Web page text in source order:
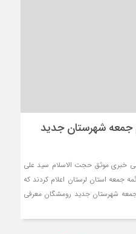
جمعه شهرستان جدید
خبری موثق حجت الاسلام سید علی
استان لرستان اعلام کردند که
شهرستان جدید رومشگان معرفی